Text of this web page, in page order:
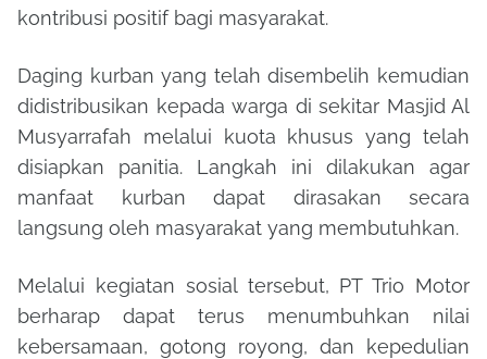
kontribusi positif bagi masyarakat.
Daging kurban yang telah disembelih kemudian
didistribusikan kepada warga di sekitar Masjid Al
Musyarrafah melalui kuota khusus yang telah
disiapkan panitia. Langkah ini dilakukan agar
manfaat kurban dapat dirasakan secara
langsung oleh masyarakat yang membutuhkan.
Melalui kegiatan sosial tersebut, PT Trio Motor
berharap dapat terus menumbuhkan nilai
kebersamaan, gotong royong, dan kepedulian